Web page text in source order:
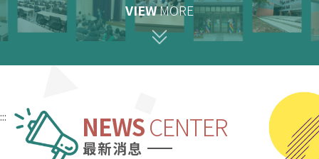
VIEWMORE
::: NEWSCENTER
最新消息